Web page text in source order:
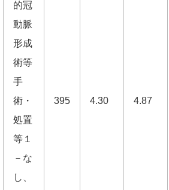
的冠
動脈
形成
術等
手
術・
処置
等１
－な
し、
395 4.30 4.87